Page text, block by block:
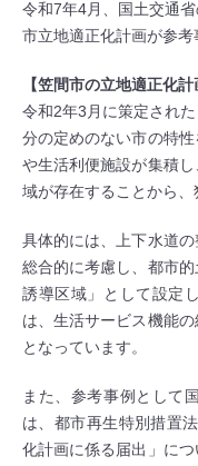
令和7年4月、国土交通
市立地適正化計画が参考
【笠間市の立地適正化
令和2年3月に策定され
分の定めのない市の特
や生活利便施設が集積
域が存在することから、
具体的には、上下水道
総合的に考慮し、都市
誘導区域」として設定
は、生活サービス機能
となっています。
また、参考事例として
は、都市再生特別措置
化計画に係る届出」に